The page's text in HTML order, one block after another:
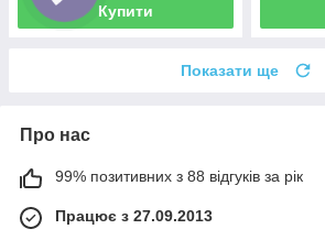
Купити
Показати ще
Про нас
99% позитивних з 88 відгуків за рік
Працює з 27.09.2013